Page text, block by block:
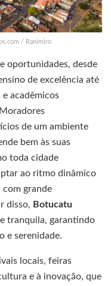
/ Ranimiro
oportunidades, desde
de excelência até
acadêmicos
de um ambiente
bem às suas
toda cidade
ao ritmo dinâmico
com grande
disso, Botucatu
tranquila, garantindo
e serenidade.
locais, feiras
e à inovação, que